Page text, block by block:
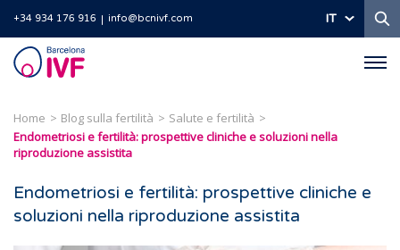
+34 934 176 916 info@bcnivf.com IT
Barcelona
IVF
Home Blog sulla fertilità
Salute e fertilità
Endometriosi e fertilità: prospettive cliniche e soluzioni nella
riproduzione assistita
Endometriosi e fertilità: prospettive cliniche e
soluzioni nella riproduzione assistita